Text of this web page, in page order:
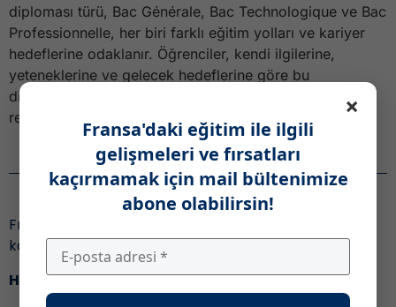
diploması türü, Bac Générale, Bac Technologique ve Bac
Professionnelle, her biri farklı eğitim yolları ve kariyer
hedeflerine odaklanır. Öğrenciler, kendi ilgilerine,
yeteneklerine ve gelecek hedeflerine göre bu
diplomalardan birini seçerler. Son yıllarda yapılan
reformlar, […]
Haber Bülteni
Fransa’daki eğitim ile ilgili gelişmeleri ve fırsatları
kaçırmamak için,
Haber bültenimize katıl!
×
Fransa'daki eğitim ile ilgili
gelişmeleri ve fırsatları
kaçırmamak için mail bültenimize
abone olabilirsin!